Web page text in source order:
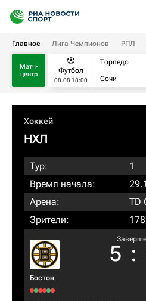
Главное Лига Чемпионов РПЛ
Матч-
центр
Футбол
08.08 18:00
Торпедо
Сочи
Хоккей
НХЛ
Тур:
1
Время начала:
Арена:
TD
Зрители:
Бостон
5 :